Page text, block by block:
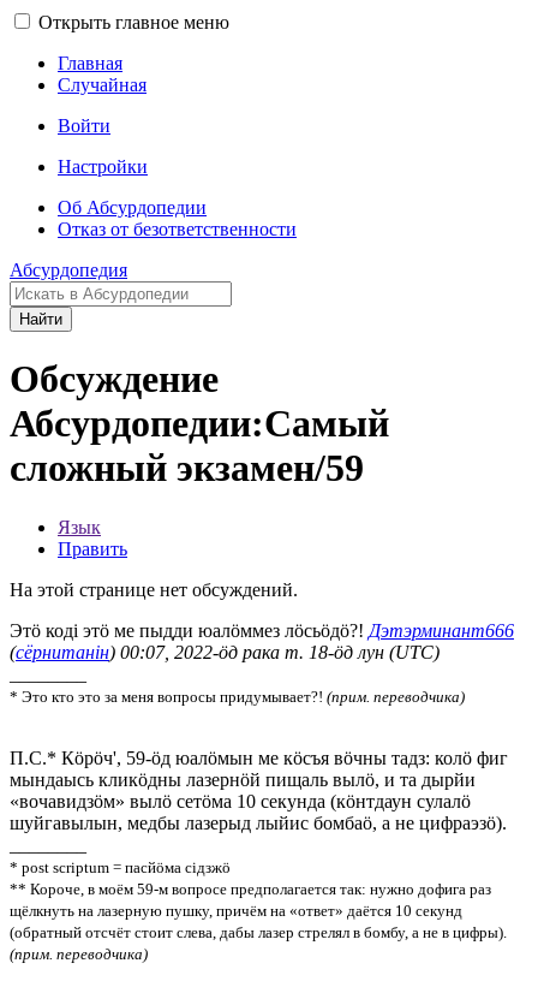
Открыть главное меню
Главная
Случайная
Войти
Настройки
Об Абсурдопедии
Отказ от безответственности
Абсурдопедия
Найти
Обсуждение
Абсурдопедии:Самый
сложный экзамен/59
Язык
Править
На этой странице нет обсуждений.
Этӧ коді этӧ ме пыдди юалӧммез лӧсьӧдӧ?! Дэтэрминант666
(сёрнитанін) 00:07, 2022-ӧд рака т. 18-ӧд лун (UTC)
* Это кто это за меня вопросы придумывает?! (прим. переводчика)
П.С.* Кӧрӧч', 59-ӧд юалӧмын ме кӧсъя вӧчны тадз: колӧ фиг
мындаысь кликӧдны лазернӧй пищаль вылӧ, и та дырйи
«вочавидзӧм» вылӧ сетӧма 10 секунда (кӧнтдаун сулалӧ
шуйгавылын, медбы лазерыд лыйис бомбаӧ, а не цифраэзӧ).
* post scriptum = пасйӧма сідзжӧ
** Короче, в моём 59-м вопросе предполагается так: нужно дофига раз
щёлкнуть на лазерную пушку, причём на «ответ» даётся 10 секунд
(обратный отсчёт стоит слева, дабы лазер стрелял в бомбу, а не в цифры).
(прим. переводчика)